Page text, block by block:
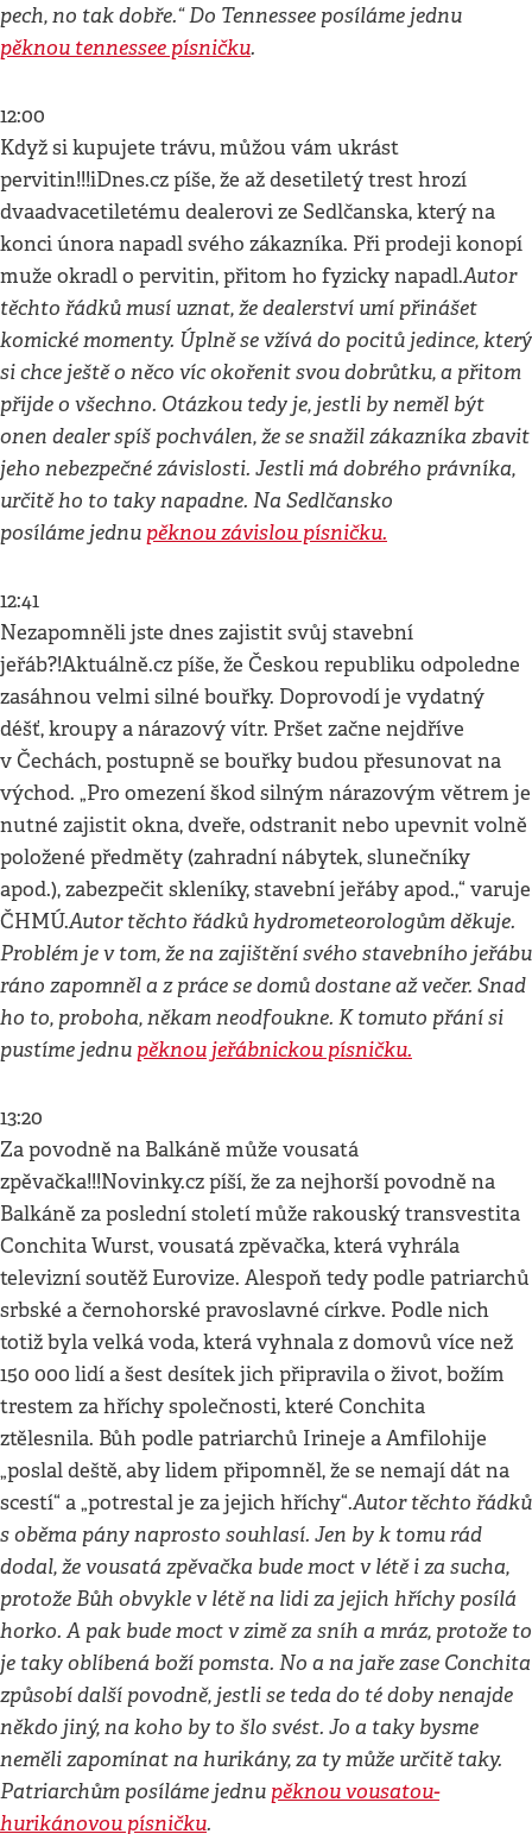
pech, no tak dobře.“ Do Tennessee posíláme jednu
pěknou tennessee písničku.
12:00
Když si kupujete trávu, můžou vám ukrást
pervitin!!!iDnes.cz píše, že až desetiletý trest hrozí
dvaadvacetiletému dealerovi ze Sedlčanska, který na
konci února napadl svého zákazníka. Při prodeji konopí
muže okradl o pervitin, přitom ho fyzicky napadl.Autor
těchto řádků musí uznat, že dealerství umí přinášet
komické momenty. Úplně se vžívá do pocitů jedince, který
si chce ještě o něco víc okořenit svou dobrůtku, a přitom
přijde o všechno. Otázkou tedy je, jestli by neměl být
onen dealer spíš pochválen, že se snažil zákazníka zbavit
jeho nebezpečné závislosti. Jestli má dobrého právníka,
určitě ho to taky napadne. Na Sedlčansko
posíláme jednu pěknou závislou písničku.
12:41
Nezapomněli jste dnes zajistit svůj stavební
jeřáb?!Aktuálně.cz píše, že Českou republiku odpoledne
zasáhnou velmi silné bouřky. Doprovodí je vydatný
déšť, kroupy a nárazový vítr. Pršet začne nejdříve
v Čechách, postupně se bouřky budou přesunovat na
východ. „Pro omezení škod silným nárazovým větrem je
nutné zajistit okna, dveře, odstranit nebo upevnit volně
položené předměty (zahradní nábytek, slunečníky
apod.), zabezpečit skleníky, stavební jeřáby apod.,“ varuje
ČHMÚ.Autor těchto řádků hydrometeorologům děkuje.
Problém je v tom, že na zajištění svého stavebního jeřábu
ráno zapomněl a z práce se domů dostane až večer. Snad
ho to, proboha, někam neodfoukne. K tomuto přání si
pustíme jednu pěknou jeřábnickou písničku.
13:20
Za povodně na Balkáně může vousatá
zpěvačka!!!Novinky.cz píší, že za nejhorší povodně na
Balkáně za poslední století může rakouský transvestita
Conchita Wurst, vousatá zpěvačka, která vyhrála
televizní soutěž Eurovize. Alespoň tedy podle patriarchů
srbské a černohorské pravoslavné církve. Podle nich
totiž byla velká voda, která vyhnala z domovů více než
150 000 lidí a šest desítek jich připravila o život, božím
trestem za hříchy společnosti, které Conchita
ztělesnila. Bůh podle patriarchů Irineje a Amfilohije
„poslal deště, aby lidem připomněl, že se nemají dát na
scestí“ a „potrestal je za jejich hříchy“.Autor těchto řádků
s oběma pány naprosto souhlasí. Jen by k tomu rád
dodal, že vousatá zpěvačka bude moct v létě i za sucha,
protože Bůh obvykle v létě na lidi za jejich hříchy posílá
horko. A pak bude moct v zimě za sníh a mráz, protože to
je taky oblíbená boží pomsta. No a na jaře zase Conchita
způsobí další povodně, jestli se teda do té doby nenajde
někdo jiný, na koho by to šlo svést. Jo a taky bysme
neměli zapomínat na hurikány, za ty může určitě taky.
Patriarchům posíláme jednu pěknou vousatou-
hurikánovou písničku.